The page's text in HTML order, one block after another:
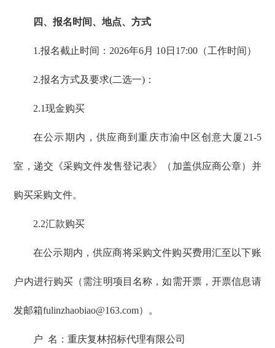
四、报名时间、地点、方式
1.报名截止时间：2026年6月 10日17:00（工作时间）
2.报名方式及要求(二选一)：
2.1现金购买
在公示期内，供应商到重庆市渝中区创意大厦21-5
室，递交《采购文件发售登记表》（加盖供应商公章）并
购买采购文件。
2.2汇款购买
在公示期内，供应商将采购文件购买费用汇至以下账
户内进行购买（需注明项目名称，如需开票，开票信息请
发邮箱fulinzhaobiao@163.com）。
户 名：重庆复林招标代理有限公司